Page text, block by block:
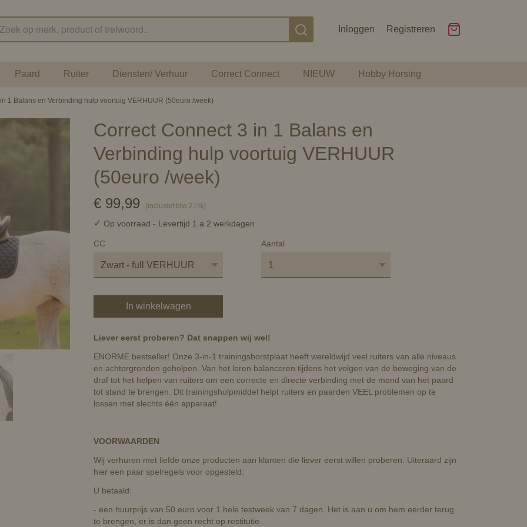
Inloggen Registreren
Paard Ruiter Diensten/ Verhuur Correct Connect NIEUW Hobby Horsing
1 Balans en Verbinding hulp voortuig VERHUUR (50euro /week)
Correct Connect 3 in 1 Balans en
Verbinding hulp voortuig VERHUUR
(50euro /week)
€ 99,99 (inclusief btw 21%)
✓ Op voorraad - Levertijd 1 a 2 werkdagen
CC Aantal
In winkelwagen
Liever eerst proberen? Dat snappen wij wel!
ENORME bestseller! Onze 3-in-1 trainingsborstplaat heeft wereldwijd veel ruiters van alle niveaus
en achtergronden geholpen. Van het leren balanceren tijdens het volgen van de beweging van de
draf tot het helpen van ruiters om een ​​correcte en directe verbinding met de mond van het paard
tot stand te brengen. Dit trainingshulpmiddel helpt ruiters en paarden VEEL problemen op te
lossen met slechts één apparaat!
VOORWAARDEN
Wij verhuren met liefde onze producten aan klanten die liever eerst willen proberen. Uiteraard zijn
hier een paar spelregels voor opgesteld:
U betaald:
- een huurprijs van 50 euro voor 1 hele testweek van 7 dagen. Het is aan u om hem eerder terug
te brengen, er is dan geen recht op restitutie.